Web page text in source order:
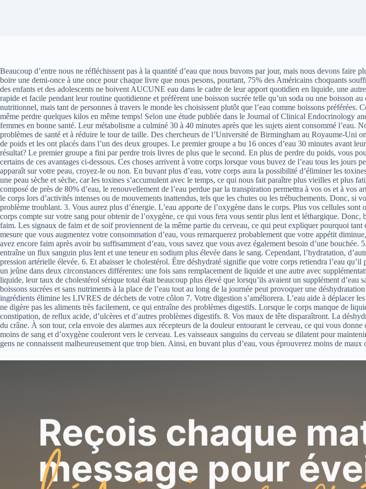
Beaucoup d’entre nous ne réfléchissent pas à la quantité d’eau que nous buvons par jour, mais nous devons faire
boire une demi-once à une once pour chaque livre que nous pesons, pourtant, 75% des Américains choquants
des enfants et des adolescents ne boivent AUCUNE eau dans le cadre de leur apport quotidien en liquide, une
rapide et facile pendant leur routine quotidienne et préfèrent une boisson sucrée telle qu’un soda ou une boisson
nutritionnel, mais tant de personnes à travers le monde les choisissent plutôt que l’eau comme boissons
même perdre quelques kilos en même temps! Selon une étude publiée dans le Journal of Clinical Endocrinology
femmes en bonne santé. Leur métabolisme a culminé 30 à 40 minutes après que les sujets aient consommé l’eau.
problèmes de santé et à réduire le tour de taille. Des chercheurs de l’Université de Birmingham au Royaume-Uni
de poids et les ont placés dans l’un des deux groupes. Le premier groupe a bu 16 onces d’eau 30 minutes avant
résultat? Le premier groupe a fini par perdre trois livres de plus que le second. En plus de perdre du poids, vous
certains de ces avantages ci-dessous. Ces choses arrivent à votre corps lorsque vous buvez de l’eau tous les
apparaît sur votre peau, croyez-le ou non. En buvant plus d’eau, votre corps aura la possibilité d’éliminer les
une peau sèche et sèche, car les toxines s’accumulent avec le temps, ce qui nous fait paraître plus vieilles et plus
composé de près de 80% d’eau, le renouvellement de l’eau perdue par la transpiration permettra à vos os et à
le corps lors d’activités intenses ou de mouvements inattendus, tels que les chutes ou les trébuchements. Donc, si
problème troublant. 3. Vous aurez plus d’énergie. L’eau apporte de l’oxygène dans le corps. Plus vos cellules
corps compte sur votre sang pour obtenir de l’oxygène, ce qui vous fera vous sentir plus lent et léthargique.
faim. Les signaux de faim et de soif proviennent de la même partie du cerveau, ce qui peut expliquer pourquoi
mesure que vous augmentez votre consommation d’eau, vous remarquerez probablement que votre appétit
avez encore faim après avoir bu suffisamment d’eau, vous savez que vous avez également besoin d’une
entraîne un flux sanguin plus lent et une teneur en sodium plus élevée dans le sang. Cependant, l’hydratation,
pression artérielle élevée. 6. Et abaisser le cholestérol. Être déshydraté signifie que votre corps retiendra l’eau
un jeûne dans deux circonstances différentes: une fois sans remplacement de liquide et une autre avec
liquide, leur taux de cholestérol sérique total était beaucoup plus élevé que lorsqu’ils avaient un supplément d’eau
boissons sucrées et sans nutriments à la place de l’eau tout au long de la journée peut provoquer une
ingrédients élimine les LIVRES de déchets de votre côlon 7. Votre digestion s’améliorera. L’eau aide à déplacer
ne digère pas les aliments très facilement, ce qui entraîne des problèmes digestifs. Lorsque le corps manque de
constipation, de reflux acide, d’ulcères et d’autres problèmes digestifs. 8. Vos maux de tête disparaîtront. La
du crâne. À son tour, cela envoie des alarmes aux récepteurs de la douleur entourant le cerveau, ce qui vous
moins de sang et d’oxygène couleront vers le cerveau. Les vaisseaux sanguins du cerveau se dilatent pour
gens ne connaissent malheureusement que trop bien. Ainsi, en buvant plus d’eau, vous éprouverez moins de